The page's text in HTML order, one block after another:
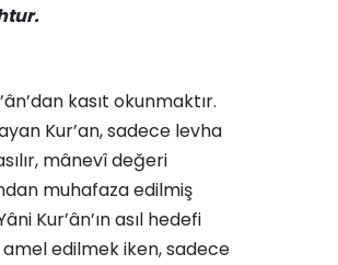
kasıt okunmaktır.
Kur’an, sadece levha
mânevî değeri
muhafaza edilmiş
Kur’ân’ın asıl hedefi
edilmek iken, sadece